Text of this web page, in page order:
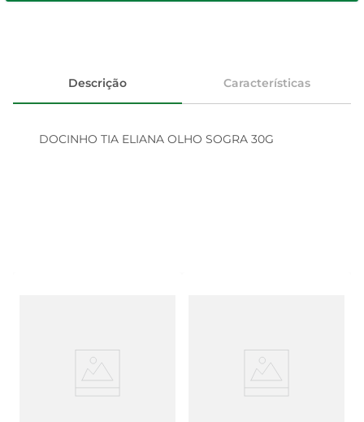
Descrição Características
DOCINHO TIA ELIANA OLHO SOGRA 30G